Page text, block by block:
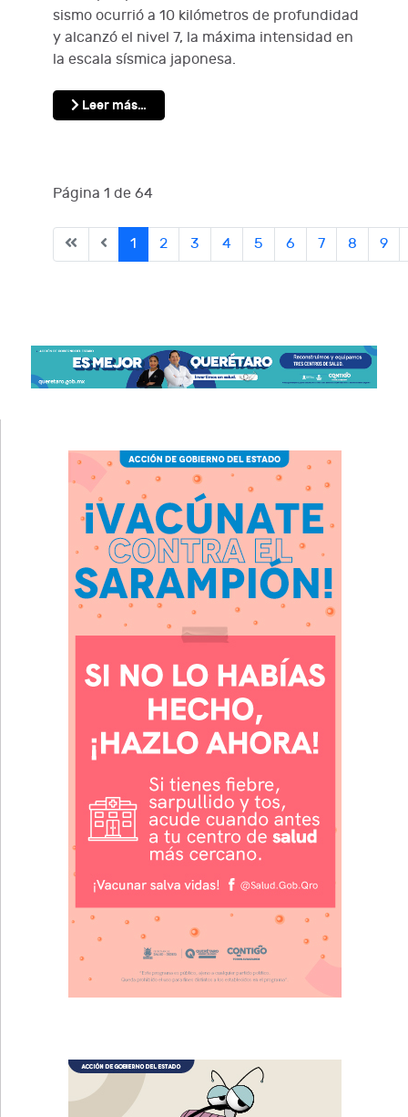
sismo ocurrió a 10 kilómetros de profundidad
y alcanzó el nivel 7, la máxima intensidad en
la escala sísmica japonesa.
Leer más…
Página 1 de 64
1 2 3 4 5 6 7 8 9